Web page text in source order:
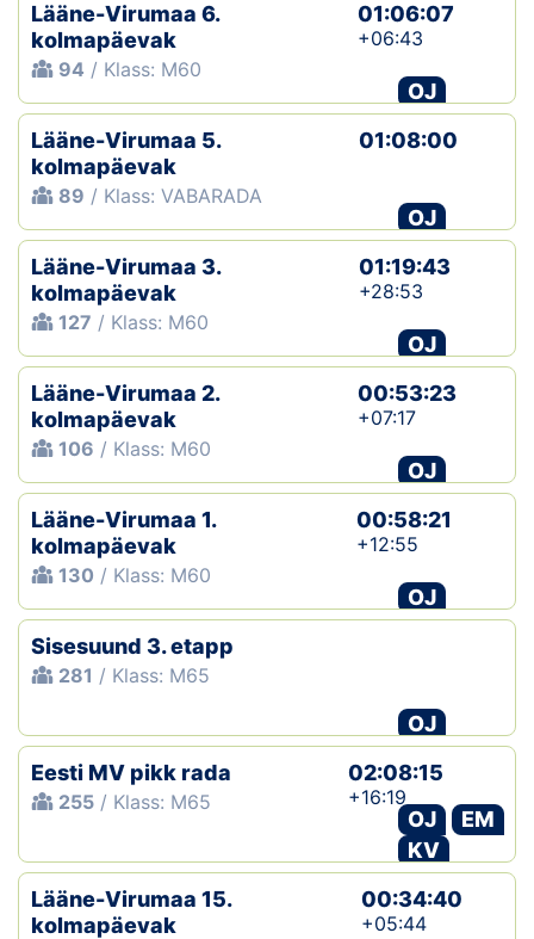
Lääne-Virumaa 6.
kolmapäevak
94 / Klass: M60
01:06:07
+06:43
OJ
Lääne-Virumaa 5.
kolmapäevak
89 / Klass: VABARADA
01:08:00
OJ
Lääne-Virumaa 3.
kolmapäevak
127 / Klass: M60
01:19:43
+28:53
OJ
Lääne-Virumaa 2.
kolmapäevak
106 / Klass: M60
00:53:23
+07:17
OJ
Lääne-Virumaa 1.
kolmapäevak
130 / Klass: M60
00:58:21
+12:55
OJ
Sisesuund 3. etapp
281 / Klass: M65
OJ
Eesti MV pikk rada
255 / Klass: M65
02:08:15
+16:19
OJ
EM
KV
Lääne-Virumaa 15.
kolmapäevak
00:34:40
+05:44